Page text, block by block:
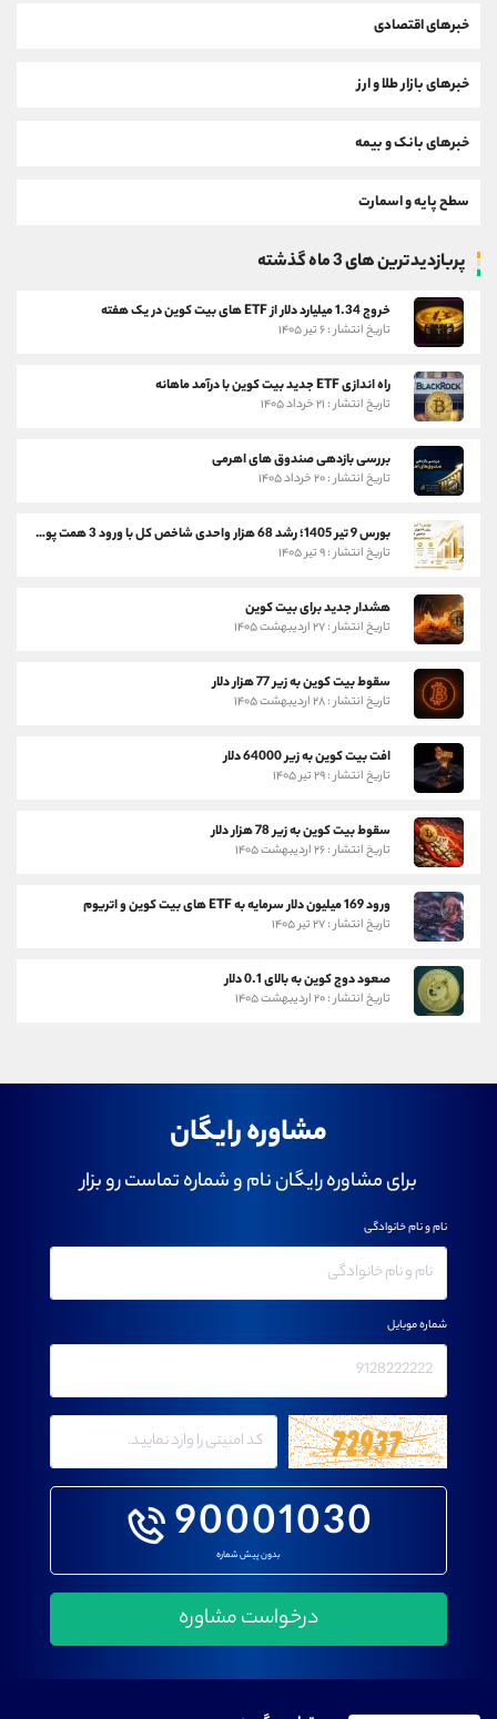
خبرهای اقتصادی
خبرهای بازار طلا و ارز
خبرهای بانک و بیمه
سطح پایه و اسمارت
پربازدیدترین های 3 ماه گذشته
خروج 1.34 میلیارد دلار از ETF های بیت کوین در یک هفته
تاریخ انتشار : ۶ تیر ۱۴۰۵
راه اندازی ETF جدید بیت کوین با درآمد ماهانه
تاریخ انتشار : ۲۱ خرداد ۱۴۰۵
بررسی بازدهی صندوق های اهرمی
تاریخ انتشار : ۲۰ خرداد ۱۴۰۵
بورس 9 تیر 1405؛ رشد 68 هزار واحدی شاخص کل با ورود 3 همت پول حقیقی
تاریخ انتشار : ۹ تیر ۱۴۰۵
هشدار جدید برای بیت کوین
تاریخ انتشار : ۲۷ اردیبهشت ۱۴۰۵
سقوط بیت کوین به زیر 77 هزار دلار
تاریخ انتشار : ۲۸ اردیبهشت ۱۴۰۵
افت بیت کوین به زیر 64000 دلار
تاریخ انتشار : ۲۹ تیر ۱۴۰۵
سقوط بیت کوین به زیر 78 هزار دلار
تاریخ انتشار : ۲۶ اردیبهشت ۱۴۰۵
ورود 169 میلیون دلار سرمایه به ETF های بیت کوین و اتریوم
تاریخ انتشار : ۲۷ تیر ۱۴۰۵
صعود دوج کوین به بالای 0.1 دلار
تاریخ انتشار : ۲۰ اردیبهشت ۱۴۰۵
مشاوره رایگان
برای مشاوره رایگان نام و شماره تماست رو بزار
90001030
بدون پیش شماره
نام و نام خانوادگی
شماره موبایل